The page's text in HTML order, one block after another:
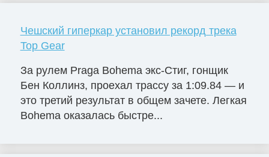
Чешский гиперкар установил рекорд трека
Top Gear
За рулем Praga Bohema экс-Стиг, гонщик
Бен Коллинз, проехал трассу за 1:09.84 — и
это третий результат в общем зачете. Легкая
Bohema оказалась быстре...